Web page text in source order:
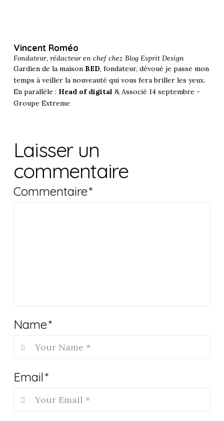
Vincent Roméo
Fondateur, rédacteur en chef chez Blog Esprit Design
Gardien de la maison BED, fondateur, dévoué je passe mon
temps à veiller la nouveauté qui vous fera briller les yeux.
En parallèle : Head of digital & Associé 14 septembre -
Groupe Extreme
Laisser un
commentaire
Commentaire*
Name*
Email*